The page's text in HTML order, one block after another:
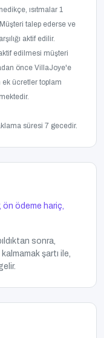
ısıtmalar 1
talep ederse ve
aktif edilir.
aktif edilmesi müşteri
önce VillaJoye'e
ek ücretler toplam
süresi 7 gecedir.
ödeme hariç,
sonra,
şartı ile,